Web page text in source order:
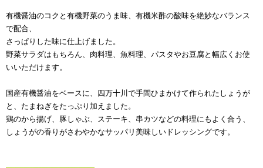
有機醤油のコクと有機野菜のうま味、有機米酢の酸味を絶妙なバランス
で配合、
さっぱりした味に仕上げました。
野菜サラダはもちろん、肉料理、魚料理、パスタやお豆腐と幅広くお使
いいただけます。
国産有機醤油をベースに、四万十川で手間ひまかけて作られたしょうが
と、たまねぎをたっぷり加えました。
鶏のから揚げ、豚しゃぶ、ステーキ、串カツなどの料理にもよく合う、
しょうがの香りがさわやかなサッパリ美味しいドレッシングです。